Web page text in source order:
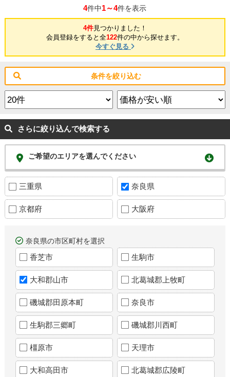
4件中1～4件を表示
4件見つかりました！
会員登録をすると全122件の中から探せます。
今すぐ見る
条件を絞り込む
さらに絞り込んで検索する
ご希望のエリアを選んでください
三重県 奈良県
京都府 大阪府
奈良県の市区町村を選択
香芝市 生駒市
大和郡山市 北葛城郡上牧町
磯城郡田原本町 奈良市
生駒郡三郷町 磯城郡川西町
橿原市 天理市
大和高田市 北葛城郡広陵町